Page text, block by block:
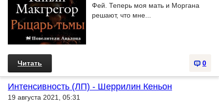
Фей. Теперь моя мать и Моргана
решают, что мне...
0
Читать
Интенсивность (ЛП) - Шеррилин Кеньон
19 августа 2021, 05:31